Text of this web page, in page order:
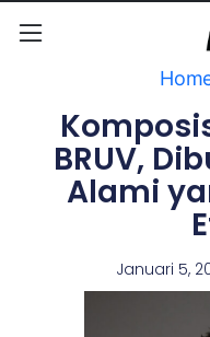
BRUV,
Alami
Januari 5,